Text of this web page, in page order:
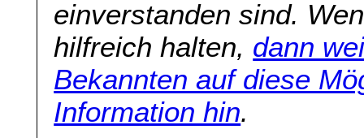
einverstanden sind.
hilfreich halten, dann
Bekannten auf diese
Information hin.